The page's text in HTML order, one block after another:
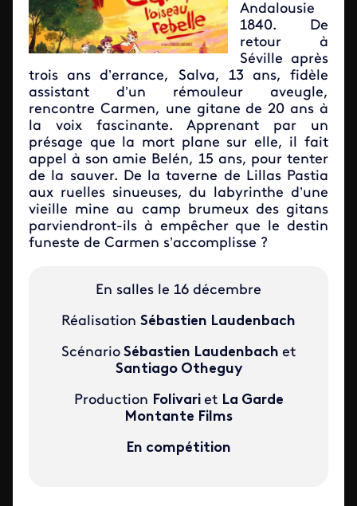
Andalousie
1840. De
retour à
Séville après
trois ans d’errance, Salva, 13 ans, fidèle
assistant d’un rémouleur aveugle,
rencontre Carmen, une gitane de 20 ans à
la voix fascinante. Apprenant par un
présage que la mort plane sur elle, il fait
appel à son amie Belén, 15 ans, pour tenter
de la sauver. De la taverne de Lillas Pastia
aux ruelles sinueuses, du labyrinthe d’une
vieille mine au camp brumeux des gitans
parviendront-ils à empêcher que le destin
funeste de Carmen s’accomplisse ?
En salles le 16 décembre
Réalisation Sébastien Laudenbach
Scénario Sébastien Laudenbach et
Santiago Otheguy
Production Folivari et La Garde
Montante Films
En compétition